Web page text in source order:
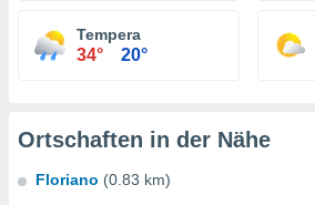
Tempera
34° 20°
Ortschaften in der Nähe
Floriano (0.83 km)